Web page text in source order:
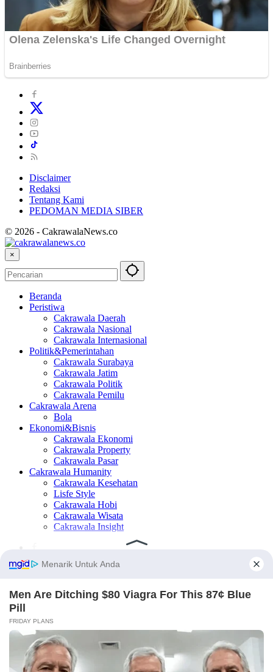
Disclaimer
Redaksi
Tentang Kami
PEDOMAN MEDIA SIBER
© 2026 - CakrawalaNews.co
×
Beranda
Peristiwa
Cakrawala Daerah
Cakrawala Nasional
Cakrawala Internasional
Politik&Pemerintahan
Cakrawala Surabaya
Cakrawala Jatim
Cakrawala Politik
Cakrawala Pemilu
Cakrawala Arena
Bola
Ekonomi&Bisnis
Cakrawala Ekonomi
Cakrawala Property
Cakrawala Pasar
Cakrawala Humanity
Cakrawala Kesehatan
Lisfe Style
Cakrawala Hobi
Cakrawala Wisata
Cakrawala Insight
×